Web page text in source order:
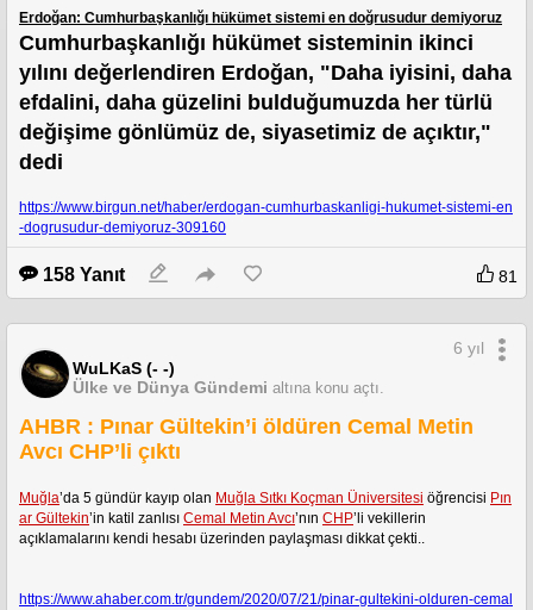
Erdoğan: Cumhurbaşkanlığı hükümet sistemi en doğrusudur demiyoruz
Cumhurbaşkanlığı hükümet sisteminin ikinci
yılını değerlendiren Erdoğan, "Daha iyisini, daha
efdalini, daha güzelini bulduğumuzda her türlü
değişime gönlümüz de, siyasetimiz de açıktır,"
dedi
https://www.birgun.net/haber/erdogan-cumhurbaskanligi-hukumet-sistemi-en
-dogrusudur-demiyoruz-309160
158 Yanıt 81
WuLKaS (- -)
Ülke ve Dünya Gündemi altına konu açtı.
6 yıl
AHBR : Pınar Gültekin’i öldüren Cemal Metin
Avcı CHP’li çıktı
Muğla’da 5 gündür kayıp olan Muğla Sıtkı Koçman Üniversitesi öğrencisi Pın
ar Gültekin’in katil zanlısı Cemal Metin Avcı’nın CHP’li vekillerin
açıklamalarını kendi hesabı üzerinden paylaşması dikkat çekti..
https://www.ahaber.com.tr/gundem/2020/07/21/pinar-gultekini-olduren-cemal